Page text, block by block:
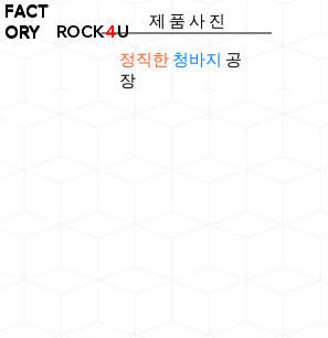
FACT
ORY
제 품 사 진
ROCK4U
정직한 청바지 공
장
FACT
ORY